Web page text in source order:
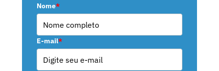
Nome*
E-mail*